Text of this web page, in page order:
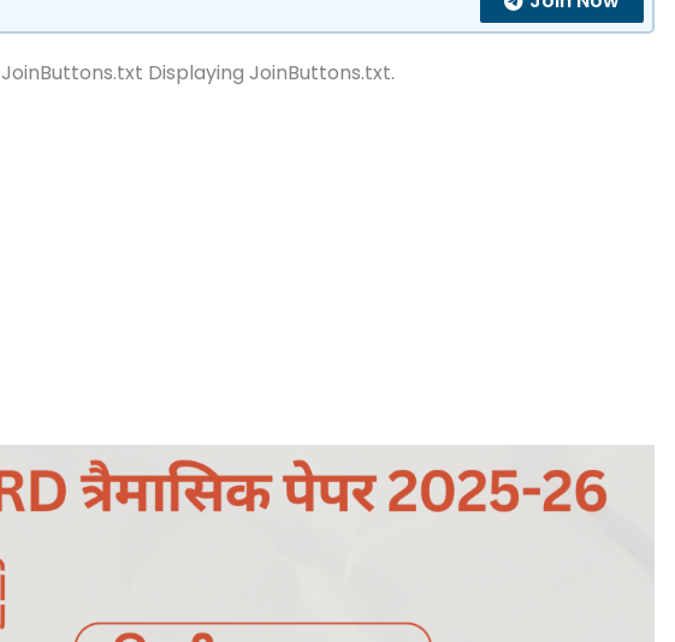
JoinButtons.txt Displaying JoinButtons.txt.